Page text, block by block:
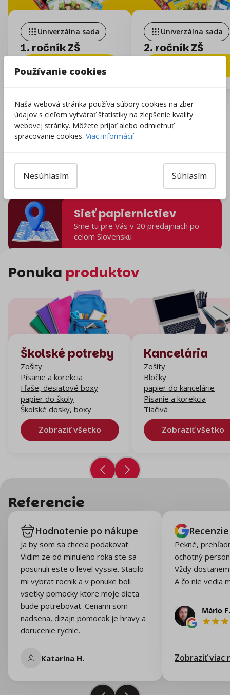
Univerzálna sada
1. ročník ZŠ
Detail sady
Univerzálna sada
2. ročník ZŠ
Vyhľadať sadu podľa školy
Sieť papiernictiev
Sme tu pre Vás v 20 predajniach po
celom Slovensku
Ponuka produktov
Školské potreby
Zošity
Písanie a korekcia
Fľaše, desiatové boxy
papier do školy
Školské dosky, boxy
Zobraziť všetko
Kancelária
Zošity
Bločky
papier do kancelárie
Písanie a korekcia
Tlačivá
Zobraziť všetko
Referencie
Hodnotenie po nákupe
Ja by som sa chcela podakovat.
Vidim ze od minuleho roka ste sa
posunuli este o level vyssie. Stacilo
mi vybrat rocnik a v ponuke boli
vsetky pomocky ktore moje dieta
bude potrebovat. Cenami som
nadsena, dizajn pomocok je hravy a
dorucenie rychle.
Katarína H.
Recenzie
Pekné,
ochotný
Vždy
A čo nie vedia
Zobraziť viac
Používanie cookies
Naša webová stránka používa súbory cookies na zber
údajov s cieľom vytvárať štatistiky na zlepšenie kvality
webovej stránky. Môžete prijať alebo odmietnuť
spracovanie cookies. Viac informácií
Súhlasím
Nesúhlasím